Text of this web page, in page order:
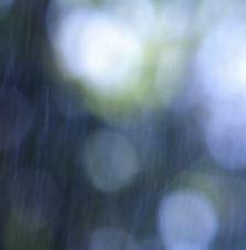
Unternehmer